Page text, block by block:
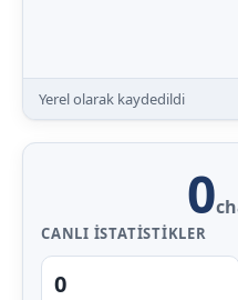
Yerel olarak kaydedildi
0
CANLI ISTATISTIKLER
0